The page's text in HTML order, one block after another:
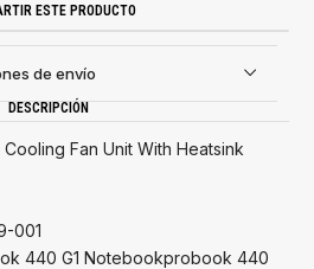
ESTE PRODUCTO
de envío
DESCRIPCIÓN
Fan Unit With Heatsink
001
440 G1 Notebookprobook 440